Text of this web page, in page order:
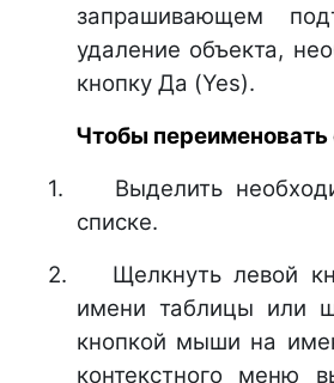
запрашивающем
удаление объекта,
кнопку Да (Yes).
Чтобы переименовать
1.
Выделить
списке.
2.
Щелкнуть левой
имени таблицы или
кнопкой мыши на
контекстного меню